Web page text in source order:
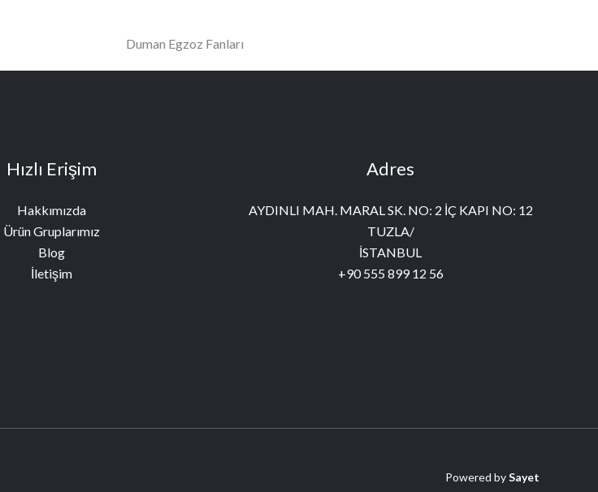
Duman Egzoz Fanları
Hızlı Erişim
Hakkımızda
Ürün Gruplarımız
Blog
İletişim
Adres
AYDINLI MAH. MARAL SK. NO: 2 İÇ KAPI NO: 12
TUZLA/
İSTANBUL
+90 555 899 12 56
Powered bySayet